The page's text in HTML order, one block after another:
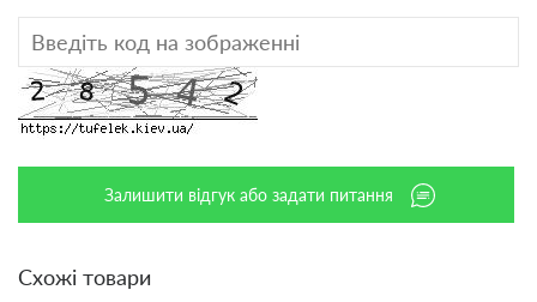
Залишити відгук або задати питання
Схожі товари